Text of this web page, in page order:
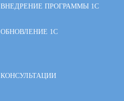
ВНЕДРЕНИЕ ПРОГРАММЫ 1С
ОБНОВЛЕНИЕ 1С
КОНСУЛЬТАЦИИ